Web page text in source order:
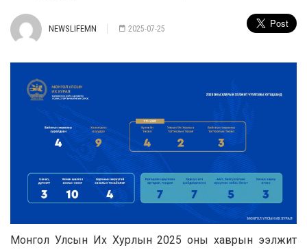
NEWSLIFEMN 2025-07-25
Монгол Улсын Их Хурлын 2025 оны хаврын ээлжит